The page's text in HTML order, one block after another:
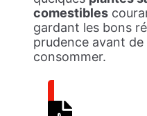
comestibles
gardant les bons
prudence avant de
consommer.